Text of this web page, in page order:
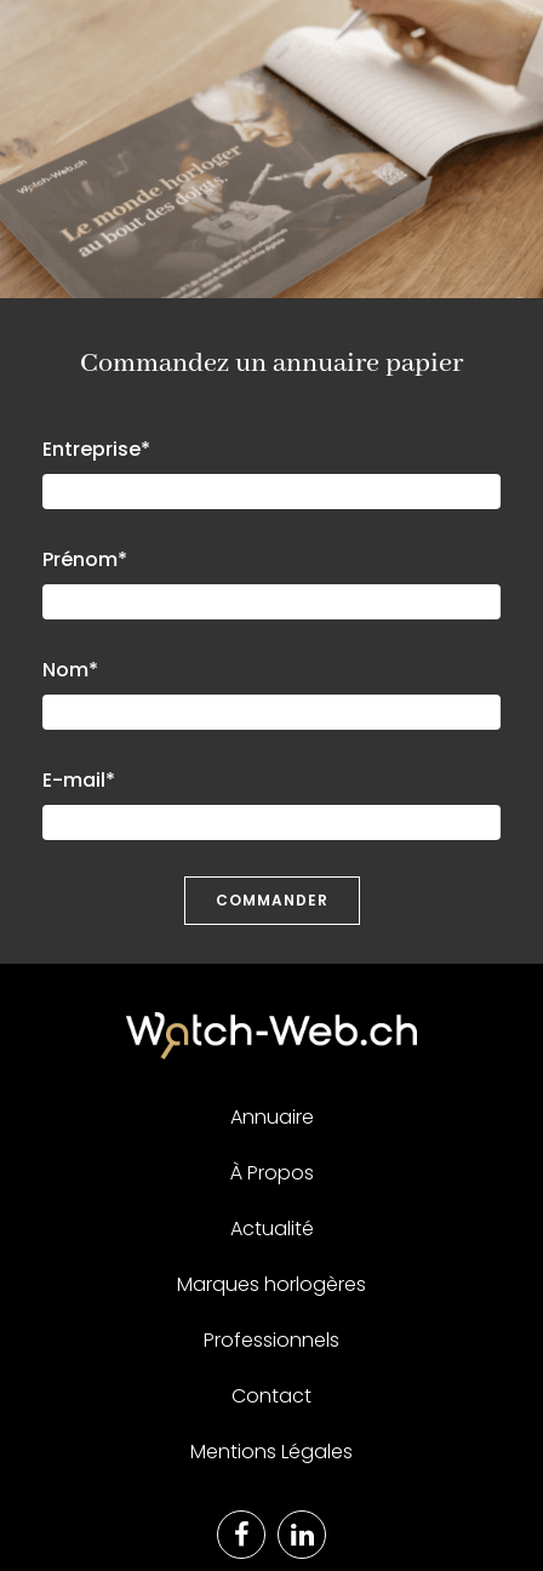
Commandez un annuaire papier
Entreprise*
Prénom*
Nom*
E-mail*
COMMANDER
Annuaire
À Propos
Actualité
Marques horlogères
Professionnels
Contact
Mentions Légales